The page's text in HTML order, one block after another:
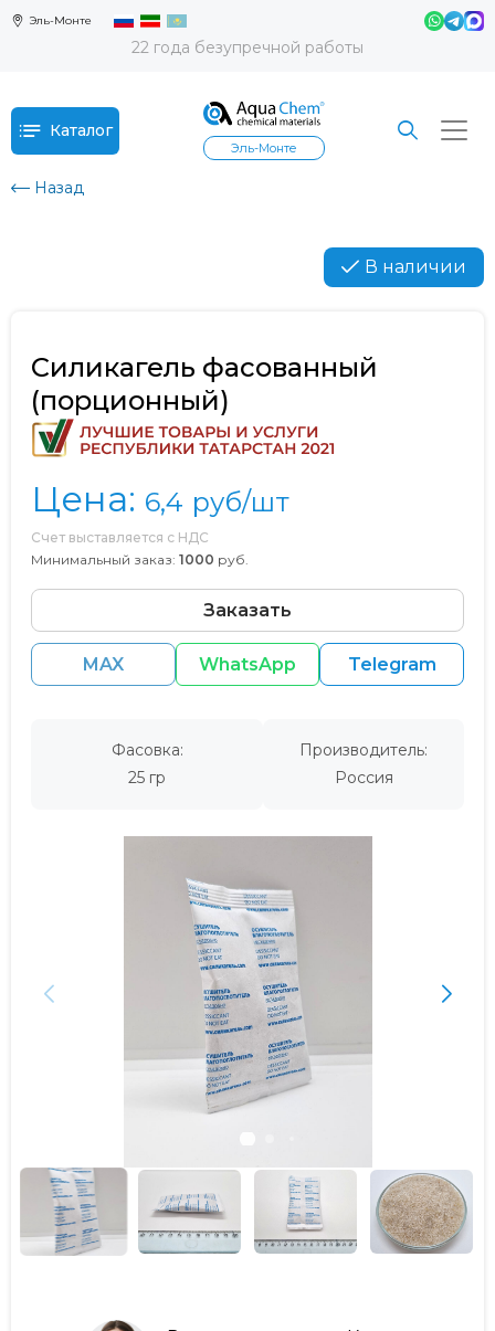
Эль-Монте
22 года безупречной работы
Каталог
Эль-Монте
Назад
В наличии
Силикагель фасованный
(порционный)
Цена: 6,4 руб/шт
Счет выставляется с НДС
Минимальный заказ: 1000 руб.
Заказать
MAX WhatsApp Telegram
Фасовка:
25 гр
Производитель:
Россия